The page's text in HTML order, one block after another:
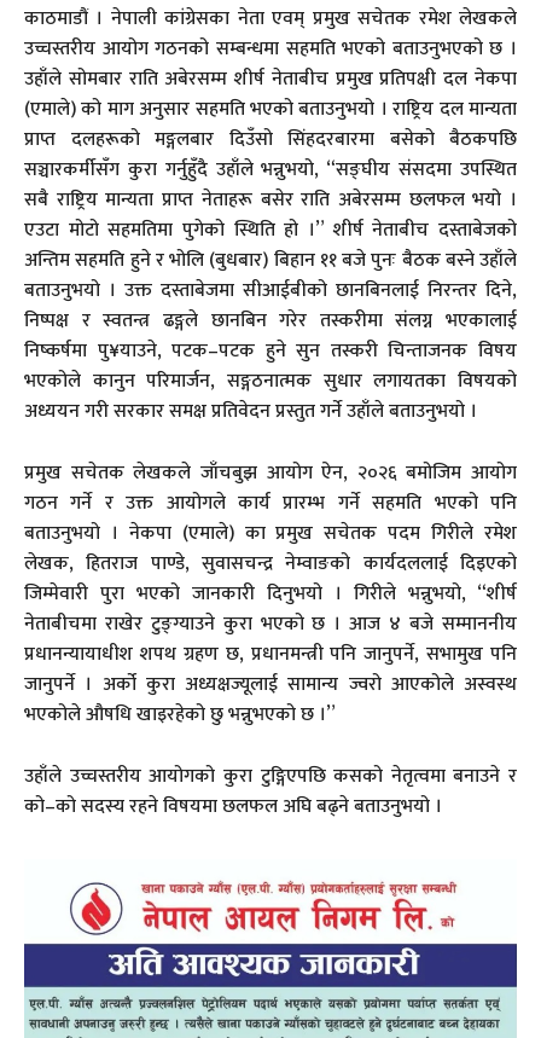
काठमाडौं । नेपाली कांग्रेसका नेता एवम् प्रमुख सचेतक रमेश लेखकले
उच्चस्तरीय आयोग गठनको सम्बन्धमा सहमति भएको बताउनुभएको छ ।
उहाँले सोमबार राति अबेरसम्म शीर्ष नेताबीच प्रमुख प्रतिपक्षी दल नेकपा
(एमाले) को माग अनुसार सहमति भएको बताउनुभयो । राष्ट्रिय दल मान्यता
प्राप्त दलहरूको मङ्गलबार दिउँसो सिंहदरबारमा बसेको बैठकपछि
सञ्चारकर्मीसँग कुरा गर्नुहुँदै उहाँले भन्नुभयो, “सङ्घीय संसदमा उपस्थित
सबै राष्ट्रिय मान्यता प्राप्त नेताहरू बसेर राति अबेरसम्म छलफल भयो ।
एउटा मोटो सहमतिमा पुगेको स्थिति हो ।” शीर्ष नेताबीच दस्ताबेजको
अन्तिम सहमति हुने र भोलि (बुधबार) बिहान ११ बजे पुनः बैठक बस्ने उहाँले
बताउनुभयो । उक्त दस्ताबेजमा सीआईबीको छानबिनलाई निरन्तर दिने,
निष्पक्ष र स्वतन्त्र ढङ्गले छानबिन गरेर तस्करीमा संलग्न भएकालाई
निष्कर्षमा पु¥याउने, पटक–पटक हुने सुन तस्करी चिन्ताजनक विषय
भएकोले कानुन परिमार्जन, सङ्गठनात्मक सुधार लगायतका विषयको
अध्ययन गरी सरकार समक्ष प्रतिवेदन प्रस्तुत गर्ने उहाँले बताउनुभयो ।
प्रमुख सचेतक लेखकले जाँचबुझ आयोग ऐन, २०२६ बमोजिम आयोग
गठन गर्ने र उक्त आयोगले कार्य प्रारम्भ गर्ने सहमति भएको पनि
बताउनुभयो । नेकपा (एमाले) का प्रमुख सचेतक पदम गिरीले रमेश
लेखक, हितराज पाण्डे, सुवासचन्द्र नेम्वाङको कार्यदललाई दिइएको
जिम्मेवारी पुरा भएको जानकारी दिनुभयो । गिरीले भन्नुभयो, “शीर्ष
नेताबीचमा राखेर टुङ्ग्याउने कुरा भएको छ । आज ४ बजे सम्माननीय
प्रधानन्यायाधीश शपथ ग्रहण छ, प्रधानमन्त्री पनि जानुपर्ने, सभामुख पनि
जानुपर्ने । अर्को कुरा अध्यक्षज्यूलाई सामान्य ज्वरो आएकोले अस्वस्थ
भएकोले औषधि खाइरहेको छु भन्नुभएको छ ।”
उहाँले उच्चस्तरीय आयोगको कुरा टुङ्गिएपछि कसको नेतृत्वमा बनाउने र
को–को सदस्य रहने विषयमा छलफल अघि बढ्ने बताउनुभयो ।